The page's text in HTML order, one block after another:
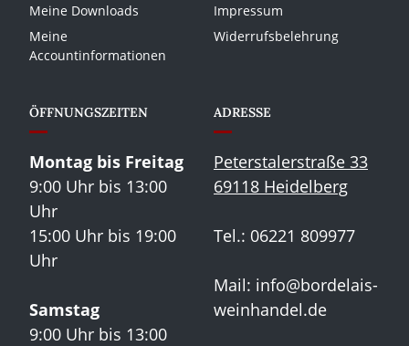
Meine Downloads
Meine
Accountinformationen
Impressum
Widerrufsbelehrung
ÖFFNUNGSZEITEN
Montag bis Freitag
9:00 Uhr bis 13:00
Uhr
15:00 Uhr bis 19:00
Uhr
Samstag
9:00 Uhr bis 13:00
ADRESSE
Peterstalerstraße 33
69118 Heidelberg
Tel.: 06221 809977
Mail: info@bordelais-
weinhandel.de